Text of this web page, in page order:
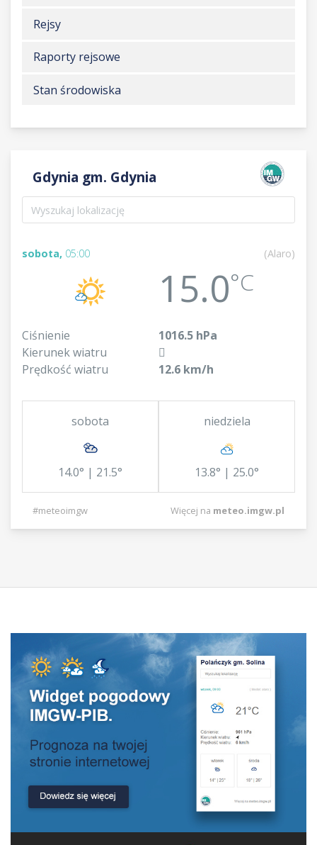
Rejsy
Raporty rejsowe
Stan środowiska
Gdynia gm. Gdynia
sobota, 05:00 (Alaro)
15.0°C
Ciśnienie
1016.5 hPa
Kierunek wiatru
Prędkość wiatru
12.6 km/h
sobota
14.0° | 21.5°
niedziela
13.8° | 25.0°
#meteoimgw Więcej na meteo.imgw.pl